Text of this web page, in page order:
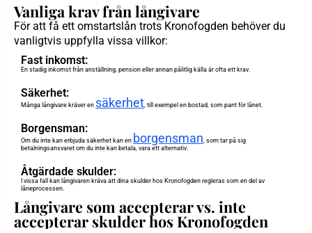
Vanliga krav från långivare
För att få ett omstartslån trots Kronofogden behöver du
vanligtvis uppfylla vissa villkor:
Fast inkomst:
En stadig inkomst från anställning, pension eller annan pålitlig källa är ofta ett krav.
Säkerhet:
Många långivare kräver en säkerhet , till exempel en bostad, som pant för lånet.
Borgensman:
Om du inte kan erbjuda säkerhet kan en borgensman , som tar på sig
betalningsansvaret om du inte kan betala, vara ett alternativ.
Åtgärdade skulder:
I vissa fall kan långivaren kräva att dina skulder hos Kronofogden regleras som en del av
låneprocessen.
Långivare som accepterar vs. inte
accepterar skulder hos Kronofogden